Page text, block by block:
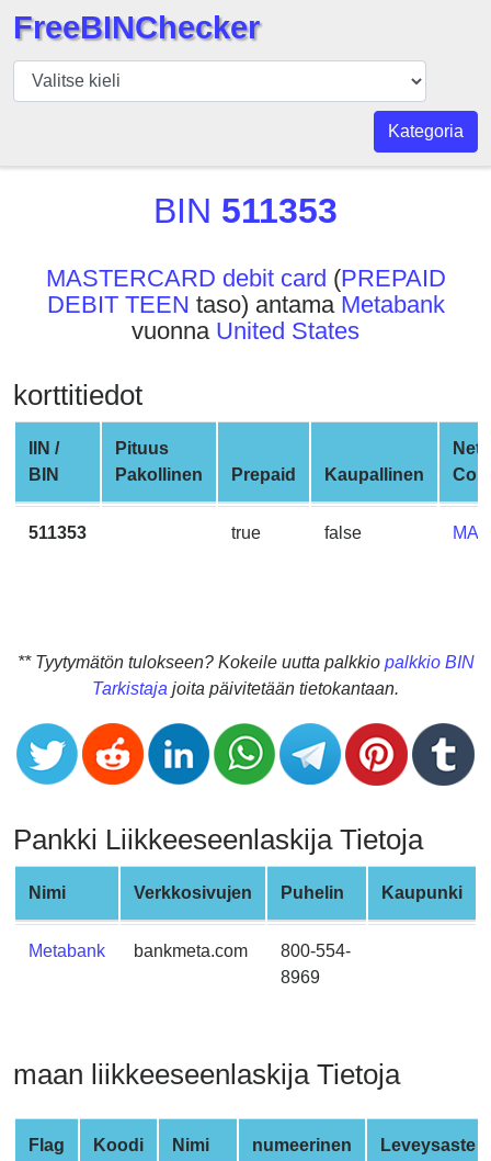
BIN
Tarkistaja
API
BIN
BIN
Checker
v2
BIN
CC
Generator
from
Card
Validator
Credit
Card
Generator
Credit
Card
Generator
Generate
Credit
Credit
Card
Checker
Service
FreeBINChecker
Kategoria
BIN 511353
MASTERCARD debit card (PREPAID
DEBIT TEEN taso) antama Metabank
vuonna United States
korttitiedot
IIN /
BIN
Pituus
Pakollinen
Prepaid Kaupallinen
511353 true false
** Tyytymätön tulokseen? Kokeile uutta palkkio palkkio BIN
Tarkistaja joita päivitetään tietokantaan.
Pankki Liikkeeseenlaskija Tietoja
Nimi Verkkosivujen Puhelin Kaupunki
Metabank bankmeta.com
800-554-
8969
maan liikkeeseenlaskija Tietoja
Flag Koodi Nimi numeerinen Leveysaste